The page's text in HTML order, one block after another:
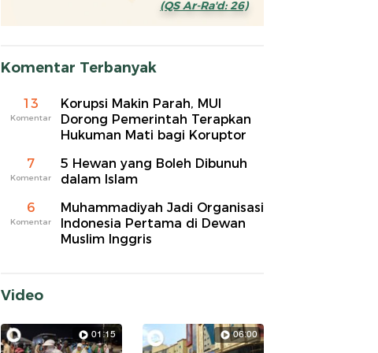
(QS Ar-Ra'd: 26)
Komentar Terbanyak
13
Komentar
Korupsi Makin Parah, MUI
Dorong Pemerintah Terapkan
Hukuman Mati bagi Koruptor
7
Komentar
5 Hewan yang Boleh Dibunuh
dalam Islam
6
Komentar
Muhammadiyah Jadi Organisasi
Indonesia Pertama di Dewan
Muslim Inggris
Video
01:15 06:00